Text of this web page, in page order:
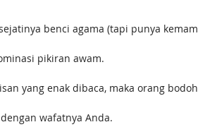
benci agama (tapi punya
pikiran awam.
yang enak dibaca, maka orang
wafatnya Anda.